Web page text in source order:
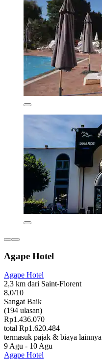
Agape Hotel
Agape Hotel
2,3 km dari Saint-Florent
8,0/10
Sangat Baik
(194 ulasan)
Rp1.436.070
total Rp1.620.484
termasuk pajak & biaya lainnya
9 Agu - 10 Agu
Agape Hotel